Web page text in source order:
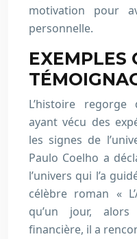
motivation pour
personnelle.
EXEMPLES
L’histoire regorge
ayant vécu des
les signes de
Paulo Coelho a
l’univers qui l’a
célèbre roman «
qu’un jour,
financière, il a